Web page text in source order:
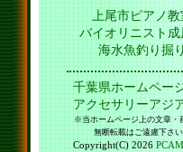
上尾市ピアノ教
バイオリニスト成
海水魚釣り掘り
千葉県ホームペー
アクセサリーアジ
※当ホームページ上の文章・
無断転載はご遠慮下さい
Copyright(C) 2026